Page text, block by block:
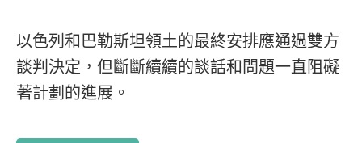
以色列和巴勒斯坦領土的最終安排應通過雙方
談判決定，但斷斷續續的談話和問題一直阻礙
著計劃的進展。